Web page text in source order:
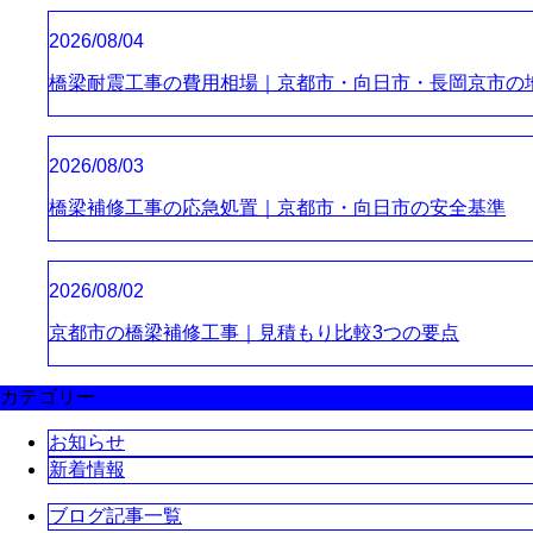
2026/08/04
橋梁耐震工事の費用相場｜京都市・向日市・長岡京市の
2026/08/03
橋梁補修工事の応急処置｜京都市・向日市の安全基準
2026/08/02
京都市の橋梁補修工事｜見積もり比較3つの要点
カテゴリー
お知らせ
新着情報
ブログ記事一覧